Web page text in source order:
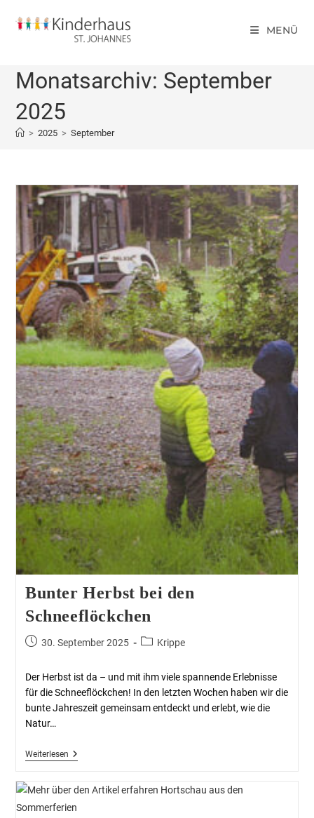
MENÜ
Monatsarchiv: September
2025
> 2025 > September
Bunter Herbst bei den
Schneeflöckchen
30. September 2025 Krippe
Der Herbst ist da – und mit ihm viele spannende Erlebnisse
für die Schneeflöckchen! In den letzten Wochen haben wir die
bunte Jahreszeit gemeinsam entdeckt und erlebt, wie die
Natur…
Weiterlesen